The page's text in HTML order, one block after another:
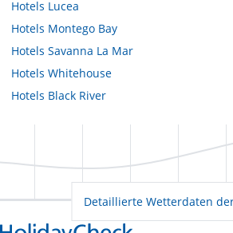
Hotels Lucea
Hotels Montego Bay
Hotels Savanna La Mar
Hotels Whitehouse
Hotels Black River
Detaillierte Wetterdaten